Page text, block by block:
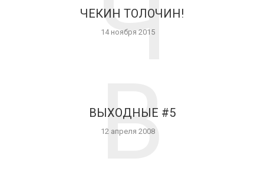
ЧЕКИН ТОЛОЧИН!
14 ноября 2015
ВЫХОДНЫЕ #5
12 апреля 2008
В